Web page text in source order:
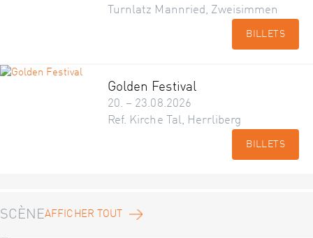
Turnlatz Mannried, Zweisimmen
BILLETS
Golden Festival
20. – 23.08.2026
Ref. Kirche Tal, Herrliberg
BILLETS
SCÈNEAFFICHER TOUT